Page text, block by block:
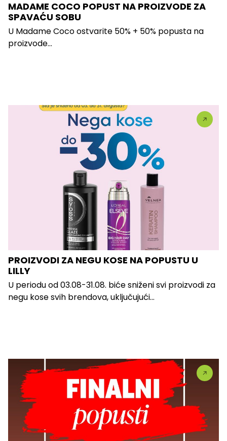
MADAME COCO POPUST NA PROIZVODE ZA
SPAVAĆU SOBU
U Madame Coco ostvarite 50% + 50% popusta na
proizvode...
PROIZVODI ZA NEGU KOSE NA POPUSTU U
LILLY
U periodu od 03.08-31.08. biće sniženi svi proizvodi za
negu kose svih brendova, uključujući...